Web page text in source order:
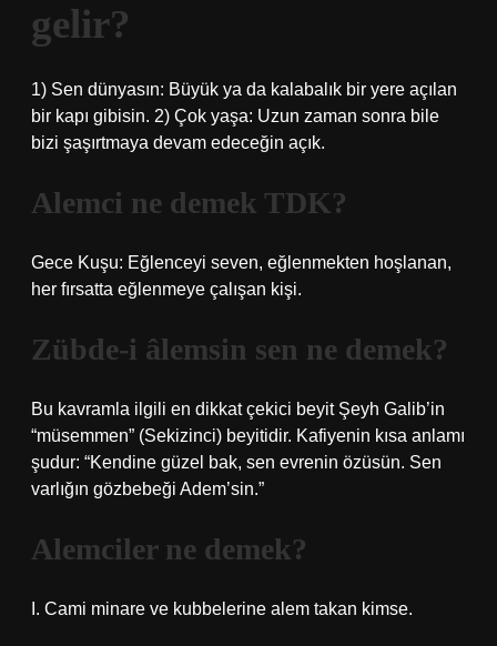
gelir?
1) Sen dünyasın: Büyük ya da kalabalık bir yere açılan
bir kapı gibisin. 2) Çok yaşa: Uzun zaman sonra bile
bizi şaşırtmaya devam edeceğin açık.
Alemci ne demek TDK?
Gece Kuşu: Eğlenceyi seven, eğlenmekten hoşlanan,
her fırsatta eğlenmeye çalışan kişi.
Zübde-i âlemsin sen ne demek?
Bu kavramla ilgili en dikkat çekici beyit Şeyh Galib’in
“müsemmen” (Sekizinci) beyitidir. Kafiyenin kısa anlamı
şudur: “Kendine güzel bak, sen evrenin özüsün. Sen
varlığın gözbebeği Adem’sin.”
Alemciler ne demek?
I. Cami minare ve kubbelerine alem takan kimse.